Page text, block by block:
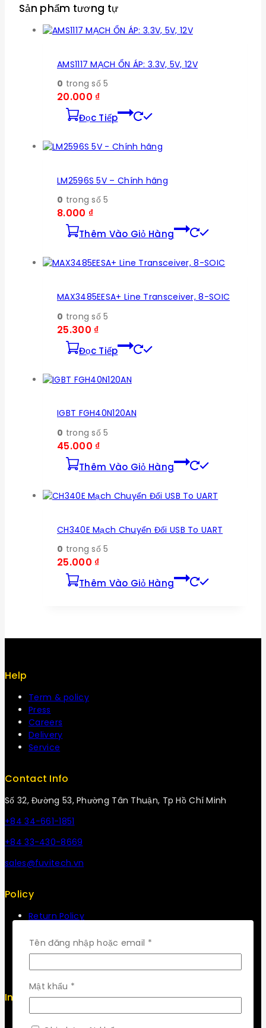
Sản phẩm tương tự
AMS1117 MẠCH ỔN ÁP: 3.3V, 5V, 12V
0 trong số 5
20.000 ₫
Đọc Tiếp
LM2596S 5V – Chính hãng
0 trong số 5
8.000 ₫
Thêm Vào Giỏ Hàng
MAX3485EESA+ Line Transceiver, 8-SOIC
0 trong số 5
25.300 ₫
Đọc Tiếp
IGBT FGH40N120AN
0 trong số 5
45.000 ₫
Thêm Vào Giỏ Hàng
CH340E Mạch Chuyển Đổi USB To UART
0 trong số 5
25.000 ₫
Thêm Vào Giỏ Hàng
Help
Term & policy
Press
Careers
Delivery
Service
Contact Info
Số 32, Đường 53, Phường Tân Thuận, Tp Hồ Chí Minh
+84 34-661-1851
+84 33-430-8669
sales@fuvitech.vn
Policy
Return Policy
Careers
Sitemap
Info
Tên đăng nhập hoặc email *Bắt
buộc
Mật khẩu *
buộc